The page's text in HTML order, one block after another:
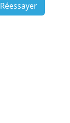
Réessayer